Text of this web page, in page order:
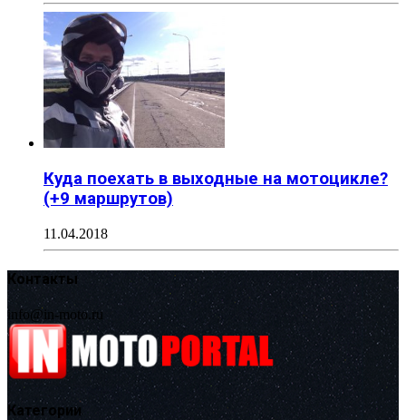
Куда поехать в выходные на мотоцикле?
(+9 маршрутов)
11.04.2018
Контакты
info@in-moto.ru
Категории